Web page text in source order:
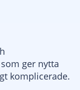
ger nytta
komplicerade.